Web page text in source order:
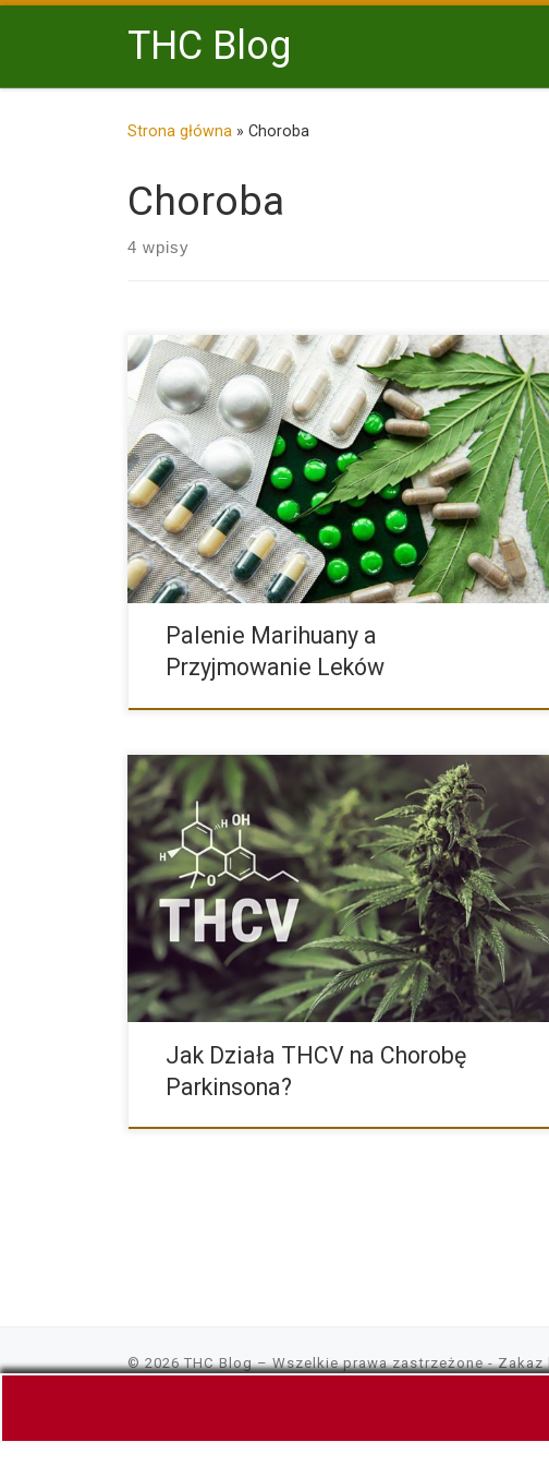
Przejdź do treściTHC Blog
Strona główna » Choroba
Choroba
4 wpisy
Palenie marihuany cieszy się coraz większą popularnością.
Nierzadko jest ona […]
Palenie Marihuany a
Przyjmowanie Leków
Burzliwe konwersacje na temat rośliny konopi które wykazują
ponad 100 […]
Jak Działa THCV na Chorobę
Parkinsona?
© 2026THC Blog– Wszelkie prawa zastrzeżone- Zakaz